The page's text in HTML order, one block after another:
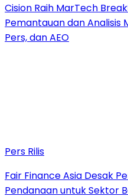
Cision Raih MarTech
Pemantauan dan Analisis
Pers, dan AEO
Pers Rilis
Fair Finance Asia Desak
Pendanaan untuk Sektor